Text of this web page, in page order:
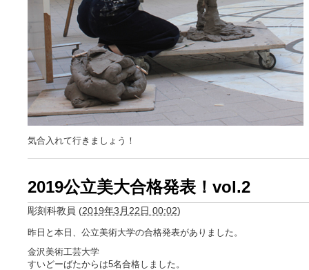
気合入れて行きましょう！
2019公立美大合格発表！vol.2
彫刻科教員 (2019年3月22日 00:02)
昨日と本日、公立美術大学の合格発表がありました。
金沢美術工芸大学
すいどーばたからは5名合格しました。